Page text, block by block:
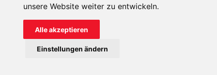
unsere Website weiter zu entwickeln.
Alle akzeptieren
Einstellungen ändern
Impressum Datenschutz